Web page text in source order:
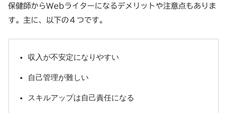
保健師からWebライターになるデメリットや注意点もありま
す。主に、以下の４つです。
収入が不安定になりやすい
自己管理が難しい
スキルアップは自己責任になる